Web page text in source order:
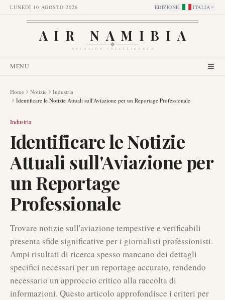
LUNEDÌ 10 AGOSTO 2026 EDIZIONE: ITALIA
AIR NAMIBIA
AVIATION INTELLIGENCE
MENU
Home Notizie
Industria
Identificare le Notizie Attuali sull'Aviazione per un Reportage Professionale
Industria
Identificare le Notizie
Attuali sull'Aviazione per
un Reportage
Professionale
Trovare notizie sull'aviazione tempestive e verificabili
presenta sfide significative per i giornalisti professionisti.
Ampi risultati di ricerca spesso mancano dei dettagli
specifici necessari per un reportage accurato, rendendo
necessario un approccio critico alla raccolta di
informazioni. Questo articolo approfondisce i criteri per